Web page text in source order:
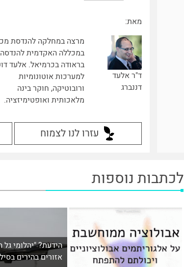
מאת:
ד"ר אלעד
דננברג
מרצה במחלקה להנדסת
במכללה האקדמית להנדסה
בראודה בכרמיאל. אלעד
למערכות אוטונומיות
ורובוטיקה, חוקר בינה
מלאכותית ואופטימיזציה.
עזרו לנו לצמוח
לכתבות נוספות
הידעת? "יהלומי
אזורים בהירים